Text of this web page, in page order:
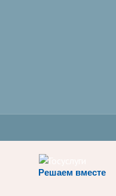
Решаем вместе